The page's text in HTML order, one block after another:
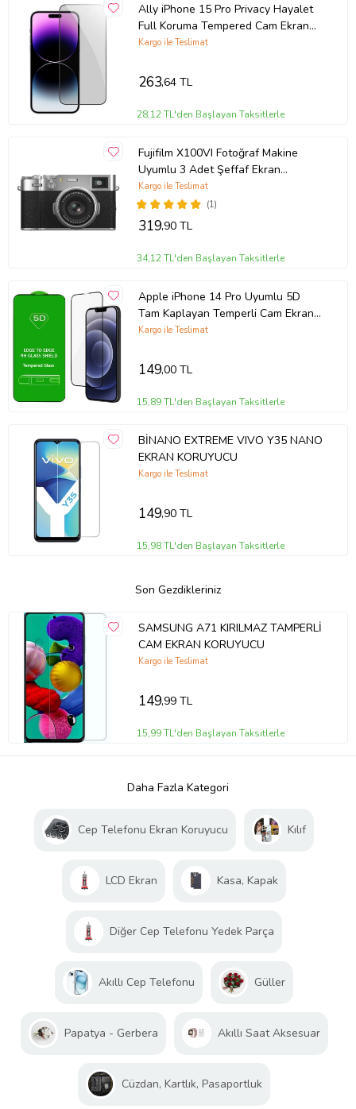
Ally iPhone 15 Pro Privacy Hayalet
Full Koruma Tempered Cam Ekran
Koruyucu (Siyah)
Kargo ile Teslimat
263,64 TL
28,12 TL'den Başlayan Taksitlerle
Fujifilm X100VI Fotoğraf Makine
Uyumlu 3 Adet Şeffaf Ekran
koruyucu Nano Jelatin
(1)
Kargo ile Teslimat
319,90 TL
34,12 TL'den Başlayan Taksitlerle
Apple iPhone 14 Pro Uyumlu 5D
Tam Kaplayan Temperli Cam Ekran
Koruyucu
Kargo ile Teslimat
149,00 TL
15,89 TL'den Başlayan Taksitlerle
BİNANO EXTREME VIVO Y35 NANO
EKRAN KORUYUCU
Kargo ile Teslimat
149,90 TL
15,98 TL'den Başlayan Taksitlerle
Son Gezdikleriniz
SAMSUNG A71 KIRILMAZ TAMPERLİ
CAM EKRAN KORUYUCU
Kargo ile Teslimat
149,99 TL
15,99 TL'den Başlayan Taksitlerle
Daha Fazla Kategori
Cep Telefonu Ekran Koruyucu Kılıf
LCD Ekran Kasa, Kapak
Diğer Cep Telefonu Yedek Parça
Akıllı Cep Telefonu Güller
Papatya - Gerbera Akıllı Saat Aksesuar
Cüzdan, Kartlık, Pasaportluk